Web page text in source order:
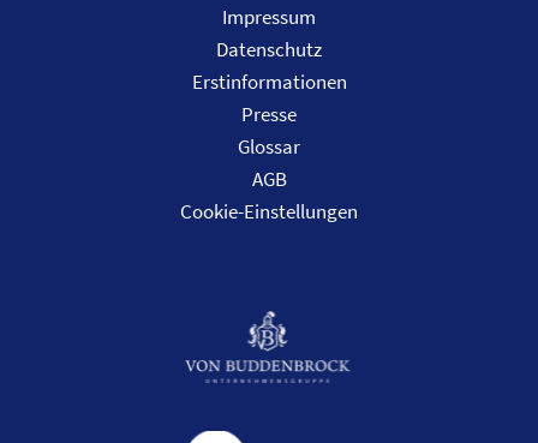
Impressum
Datenschutz
Erstinformationen
Presse
Glossar
AGB
Cookie-Einstellungen